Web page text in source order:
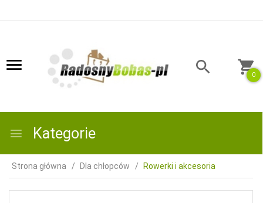
0
Kategorie
Strona główna Dla chłopców Rowerki i akcesoria